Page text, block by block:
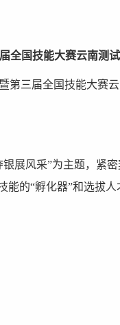
全国技能大赛云南测
第三届全国技能大赛
展风采”为主题，紧
能的“孵化器”和选拔